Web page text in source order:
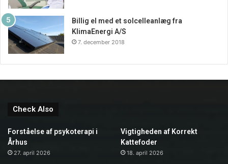
Billig el med et solcelleanlæg fra
KlimaEnergi A/S
7. december 2018
Check Also
Forståelse af psykoterapi i
Århus
27. april 2026
Vigtigheden af Korrekt
Kattefoder
18. april 2026